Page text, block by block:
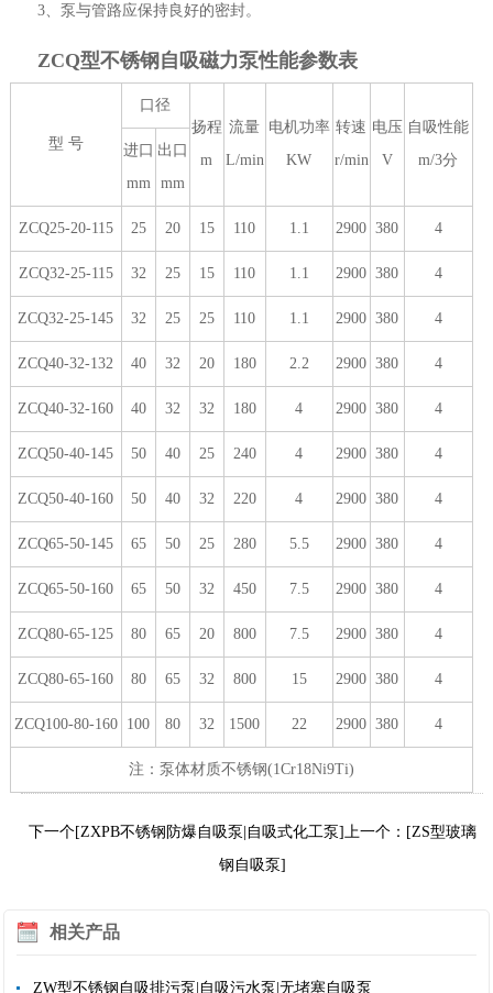
3、泵与管路应保持良好的密封。
ZCQ型不锈钢自吸磁力泵性能参数表
型 号
口径
扬程
m
流量
L/min
电机功率
KW
转速
r/min
电压
V
自吸性能
m/3分
进口
mm
出口
mm
ZCQ25-20-115 25 20 15 110 1.1 2900 380 4
ZCQ32-25-115 32 25 15 110 1.1 2900 380 4
ZCQ32-25-145 32 25 25 110 1.1 2900 380 4
ZCQ40-32-132 40 32 20 180 2.2 2900 380 4
ZCQ40-32-160 40 32 32 180 4 2900 380 4
ZCQ50-40-145 50 40 25 240 4 2900 380 4
ZCQ50-40-160 50 40 32 220 4 2900 380 4
ZCQ65-50-145 65 50 25 280 5.5 2900 380 4
ZCQ65-50-160 65 50 32 450 7.5 2900 380 4
ZCQ80-65-125 80 65 20 800 7.5 2900 380 4
ZCQ80-65-160 80 65 32 800 15 2900 380 4
ZCQ100-80-160 100 80 32 1500 22 2900 380 4
注：泵体材质不锈钢(1Cr18Ni9Ti)
下一个[ZXPB不锈钢防爆自吸泵|自吸式化工泵]上一个：[ZS型玻璃
钢自吸泵]
相关产品
ZW型不锈钢自吸排污泵|自吸污水泵|无堵塞自吸泵